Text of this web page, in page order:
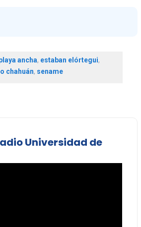
ancha, estaban elórtegui,
chahuán, sename
Universidad de